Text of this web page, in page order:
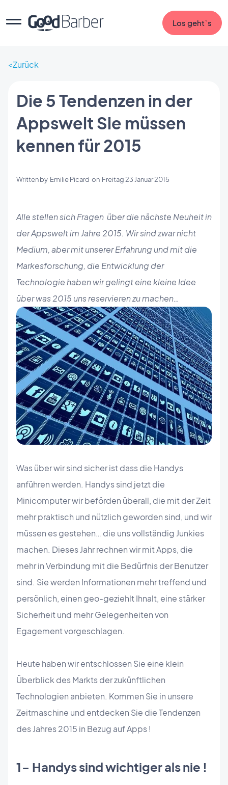
Los geht`s
Zurück
Die 5 Tendenzen in der
Appswelt Sie müssen
kennen für 2015
Written by Emilie Picard on Freitag 23 Januar 2015
Alle stellen sich Fragen über die nächste Neuheit in
der Appswelt im Jahre 2015. Wir sind zwar nicht
Medium, aber mit unserer Erfahrung und mit die
Markesforschung, die Entwicklung der
Technologie haben wir gelingt eine kleine Idee
über was 2015 uns reservieren zu machen…
Was über wir sind sicher ist dass die Handys
anführen werden. Handys sind jetzt die
Minicomputer wir beförden überall, die mit der Zeit
mehr praktisch und nützlich geworden sind, und wir
müssen es gestehen… die uns vollständig Junkies
machen. Dieses Jahr rechnen wir mit Apps, die
mehr in Verbindung mit die Bedürfnis der Benutzer
sind. Sie werden Informationen mehr treffend und
persönlich, einen geo-geziehlt Ihnalt, eine stärker
Sicherheit und mehr Gelegenheiten von
Egagement vorgeschlagen.
Heute haben wir entschlossen Sie eine klein
Überblick des Markts der zukünftlichen
Technologien anbieten. Kommen Sie in unsere
Zeitmaschine und entdecken Sie die Tendenzen
des Jahres 2015 in Bezug auf Apps !
1- Handys sind wichtiger als nie !